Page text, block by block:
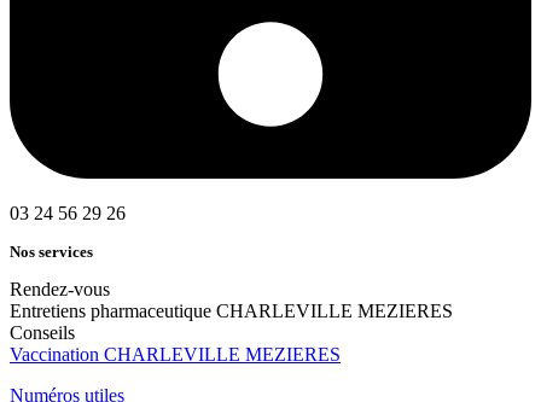
03 24 56 29 26
Nos services
Rendez-vous
Entretiens pharmaceutique CHARLEVILLE MEZIERES
Conseils
Vaccination CHARLEVILLE MEZIERES
Numéros utiles